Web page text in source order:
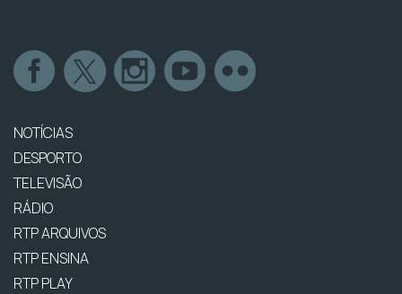
NOTÍCIAS
DESPORTO
TELEVISÃO
RÁDIO
RTP ARQUIVOS
RTP ENSINA
RTP PLAY